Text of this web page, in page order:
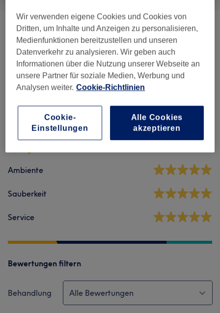
Augenbrauen & Wimpernbehandlungen (5) ab 15 €
Gesichtsbehandlungen (1) ab 50 €
Salonbewertungen
4,9
Ambiente
Sauberkeit
Service
Bewertungen filtern
Behandlung Alle Bewertungen
Wir verwenden eigene Cookies und Cookies von
Dritten, um Inhalte und Anzeigen zu personalisieren,
Medienfunktionen bereitzustellen und unseren
Datenverkehr zu analysieren. Wir geben auch
Informationen über die Nutzung unserer Webseite an
unsere Partner für soziale Medien, Werbung und
Analysen weiter. Cookie-Richtlinien
Cookie-
Einstellungen
Alle Cookies
akzeptieren